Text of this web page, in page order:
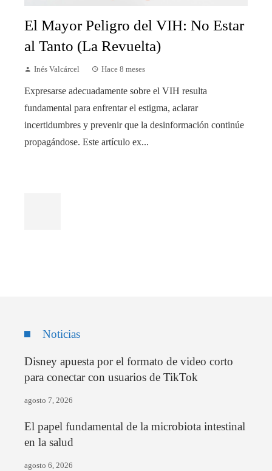
El Mayor Peligro del VIH: No Estar
al Tanto (La Revuelta)
Inés Valcárcel Hace 8 meses
Expresarse adecuadamente sobre el VIH resulta
fundamental para enfrentar el estigma, aclarar
incertidumbres y prevenir que la desinformación continúe
propagándose. Este artículo ex...
Noticias
Disney apuesta por el formato de video corto
para conectar con usuarios de TikTok
agosto 7, 2026
El papel fundamental de la microbiota intestinal
en la salud
agosto 6, 2026